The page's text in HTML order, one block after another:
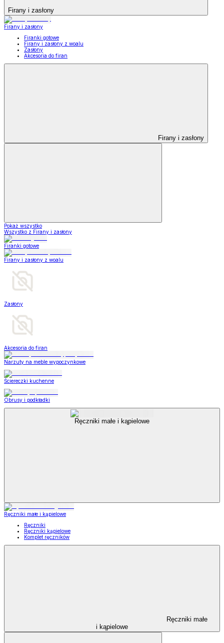
Firany i zasłony
Firany i zasłony
Firanki gotowe
Firany i zasłony z woalu
Zasłony
Akcesoria do firan
Firany i zasłony
Pokaż wszystko
Wszystko z Firany i zasłony
Firanki gotowe
Firany i zasłony z woalu
Zasłony
Akcesoria do firan
Narzuty na meble wypoczynkowe
Ściereczki kuchenne
Obrusy i podkładki
Ręczniki małe i kąpielowe
Ręczniki małe i kąpielowe
Ręczniki
Ręczniki kąpielowe
Komplet ręczników
Ręczniki małe
i kąpielowe